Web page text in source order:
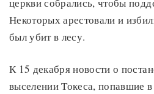
церкви собрались, чтобы
Некоторых арестовали и
был убит в лесу.
К 15 декабря новости о
выселении Токеса, попавшие